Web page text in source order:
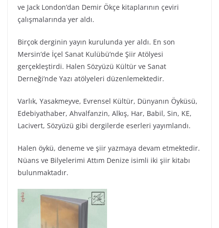
ve Jack London’dan Demir Ökçe kitaplarının çeviri
çalışmalarında yer aldı.
Birçok derginin yayın kurulunda yer aldı. En son
Mersin’de İçel Sanat Kulübü’nde Şiir Atölyesi
gerçekleştirdi. Halen Sözyüzü Kültür ve Sanat
Derneği’nde Yazı atölyeleri düzenlemektedir.
Varlık, Yasakmeyve, Evrensel Kültür, Dünyanın Öyküsü,
Edebiyathaber, Ahvalfanzin, Alkış, Har, Babil, Sin, KE,
Lacivert, Sözyüzü gibi dergilerde eserleri yayımlandı.
Halen öykü, deneme ve şiir yazmaya devam etmektedir.
Nüans ve Bilyelerimi Attım Denize isimli iki şiir kitabı
bulunmaktadır.